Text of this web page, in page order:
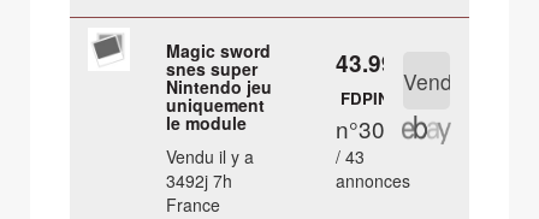
Magic sword
snes super
Nintendo jeu
uniquement
le module
Vendu il y a
3492j 7h
France
43.99 €
FDPIN
n°30
/ 43
annonces